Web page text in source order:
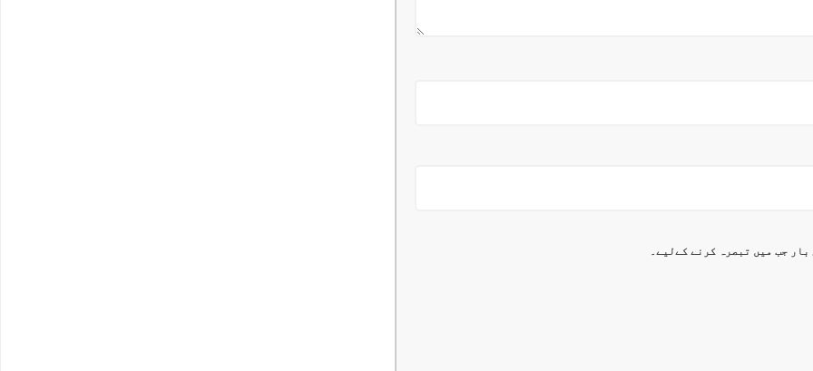
جب میں تبصرہ کرنے کےلیے۔